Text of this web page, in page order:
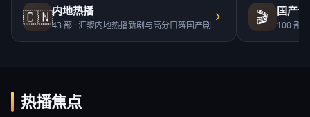
🇨🇳内地热播
43部 ·汇聚内地热播新剧与高分口碑国产剧 🎬 国产
100部 ·
热播焦点